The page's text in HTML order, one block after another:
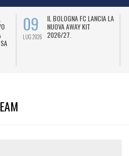
09
LUG 2026
IL BOLOGNA FC LANCIA LA
NUOVA AWAY KIT
2026/27.